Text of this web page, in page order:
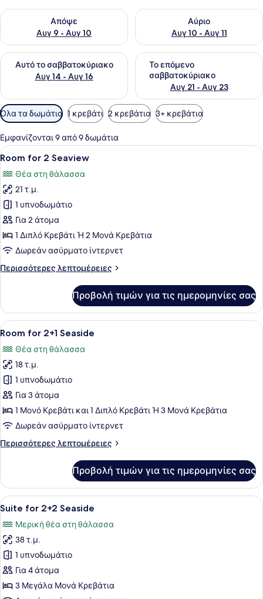
Απόψε
Αυγ 9 - Αυγ 10
Έλεγχος διαθεσιμότητας για απόψε Αυγ 9 - Αυγ 10
Αύριο
Αυγ 10 - Αυγ 11
Έλεγχος διαθεσιμότητας
Αυτό το σαββατοκύριακο
Αυγ 14 - Αυγ 16
Έλεγχος διαθεσιμότητας για αυτό το σαββατοκύριακο Αυγ
Το επόμενο
σαββατοκύριακο
Αυγ 21 - Αυγ 23
Έλεγχος διαθεσιμότητας
Διαθέσιμα
φίλτρα
για
τα
δωμάτια
Όλα τα δωμάτια 1 κρεβάτι 2 κρεβάτια 3+ κρεβάτια
Εμφανίζονται 9 από 9 δωμάτια
Προβολή
όλων
των
φωτογραφιών
για
Room
for
2
Seaview
Ένα σύγχρονο δωμάτιο
5
Room for 2 Seaview
Θέα στη θάλασσα
21 τ.μ.
1 υπνοδωμάτιο
Για 2 άτομα
1 Διπλό Κρεβάτι Ή 2 Μονά Κρεβάτια
Δωρεάν ασύρματο ίντερνετ
Περισσότερες λεπτομέρειες
Περισσότερες
for
Seaview
Προβολή τιμών για τις ημερομηνίες σας
Προβολή
όλων
των
φωτογραφιών
για
Room
for
2+1
Seaside
Ένα δωμάτιο ξενοδοχείου με
4
Room for 2+1 Seaside
Θέα στη θάλασσα
18 τ.μ.
1 υπνοδωμάτιο
Για 3 άτομα
1 Μονό Κρεβάτι και 1 Διπλό Κρεβάτι Ή 3 Μονά Κρεβάτια
Δωρεάν ασύρματο ίντερνετ
Περισσότερες λεπτομέρειες
Περισσότερες
for
2+1
Seaside
Προβολή τιμών για τις ημερομηνίες σας
Προβολή
όλων
των
φωτογραφιών
για
Suite
for
2+2
Ένα δωμάτιο ξενοδοχείου με δύο
6
Suite for 2+2 Seaside
Μερική θέα στη θάλασσα
38 τ.μ.
1 υπνοδωμάτιο
Για 4 άτομα
3 Μεγάλα Μονά Κρεβάτια